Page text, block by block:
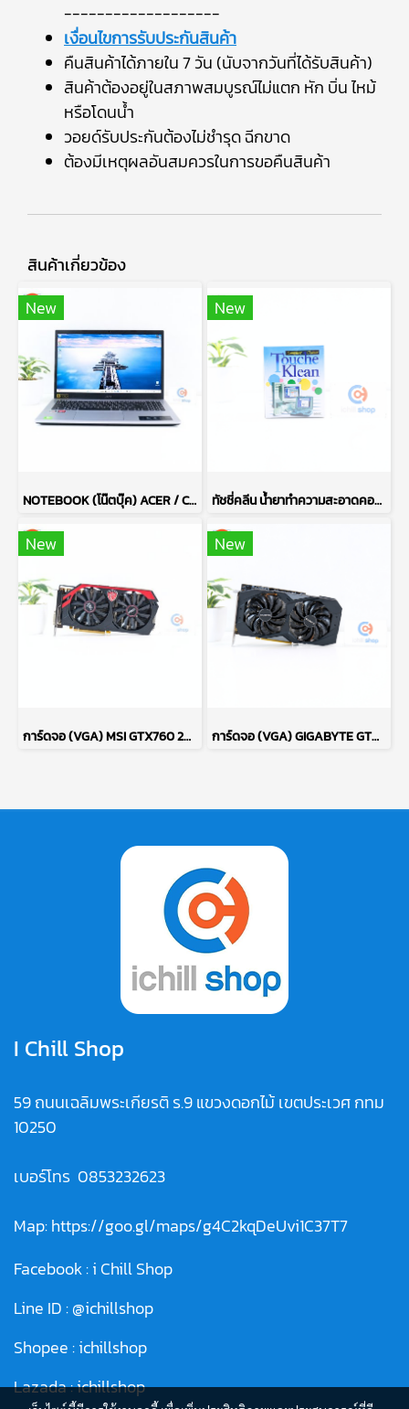
-------------------
เงื่อนไขการรับประกันสินค้า
คืนสินค้าได้ภายใน 7 วัน (นับจากวันที่ได้รับสินค้า)
สินค้าต้องอยู่ในสภาพสมบูรณ์ไม่แตก หัก บิ่น ไหม้
หรือโดนน้ำ
วอยด์รับประกันต้องไม่ชำรุด ฉีกขาด
ต้องมีเหตุผลอันสมควรในการขอคืนสินค้า
สินค้าเกี่ยวข้อง
New
NOTEBOOK (โน๊ตบุ๊ค) ACER / CPU RYZEN 7 5700U / จอ 15.6 FHD / RAM DDR4 16GB / SSD 512GB M.2 P14839
New
ทัชชี่คลีน น้ำยาทำความสะอาดคอมพิวเตอร์ COMPUTER CLEANER TOUCHE KLEAN ปริมาณ 200 มล. (ของใหม่) P16531
New
การ์ดจอ (VGA) MSI GTX760 2GB 2F GAMING OC P17695
New
การ์ดจอ (VGA) GIGABYTE GTX1660 SUPER 6GB 2F OC P13505
I Chill Shop
59 ถนนเฉลิมพระเกียรติ ร.9 แขวงดอกไม้ เขตประเวศ กทม
10250
เบอร์โทร 0853232623
Map:https://goo.gl/maps/g4C2kqDeUvi1C37T7
Facebook :i Chill Shop
Line ID :@ichillshop
Shopee :ichillshop
Lazada :ichillshop